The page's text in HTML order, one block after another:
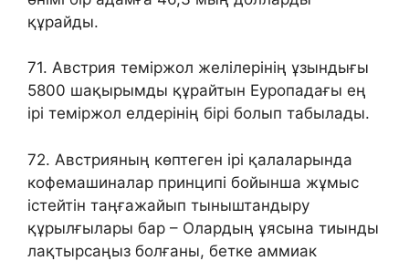
құрайды.
71. Австрия теміржол желілерінің ұзындығы
5800 шақырымды құрайтын Еуропадағы ең
ірі теміржол елдерінің бірі болып табылады.
72. Австрияның көптеген ірі қалаларында
кофемашиналар принципі бойынша жұмыс
істейтін таңғажайып тыныштандыру
құрылғылары бар – Олардың ұясына тиынды
лақтырсаңыз болғаны, бетке аммиак